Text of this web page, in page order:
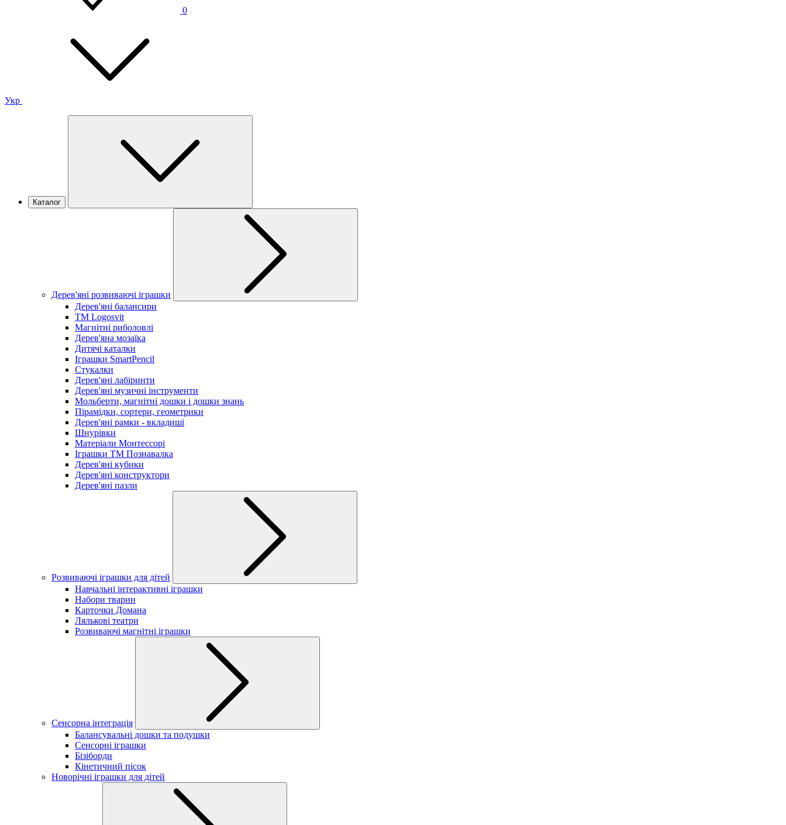
0
Укр
Каталог
Дерев'яні розвиваючі іграшки
Дерев'яні балансири
TM Logosvit
Магнітні риболовлі
Дерев'яна мозаїка
Дитячі каталки
Іграшки SmartPencil
Стукалки
Дерев'яні лабіринти
Дерев'яні музичні інструменти
Мольберти, магнітні дошки і дошки знань
Пірамідки, сортери, геометрики
Дерев'яні рамки - вкладиші
Шнурівки
Матеріали Монтессорі
Іграшки ТМ Познавалка
Дерев'яні кубики
Дерев'яні конструктори
Дерев'яні пазли
Розвиваючі іграшки для дітей
Навчальні інтерактивні іграшки
Набори тварин
Карточки Домана
Лялькові театри
Розвиваючі магнітні іграшки
Сенсорна інтеграція
Балансувальні дошки та подушки
Сенсорні іграшки
Бізіборди
Кінетичний пісок
Новорічні іграшки для дітей